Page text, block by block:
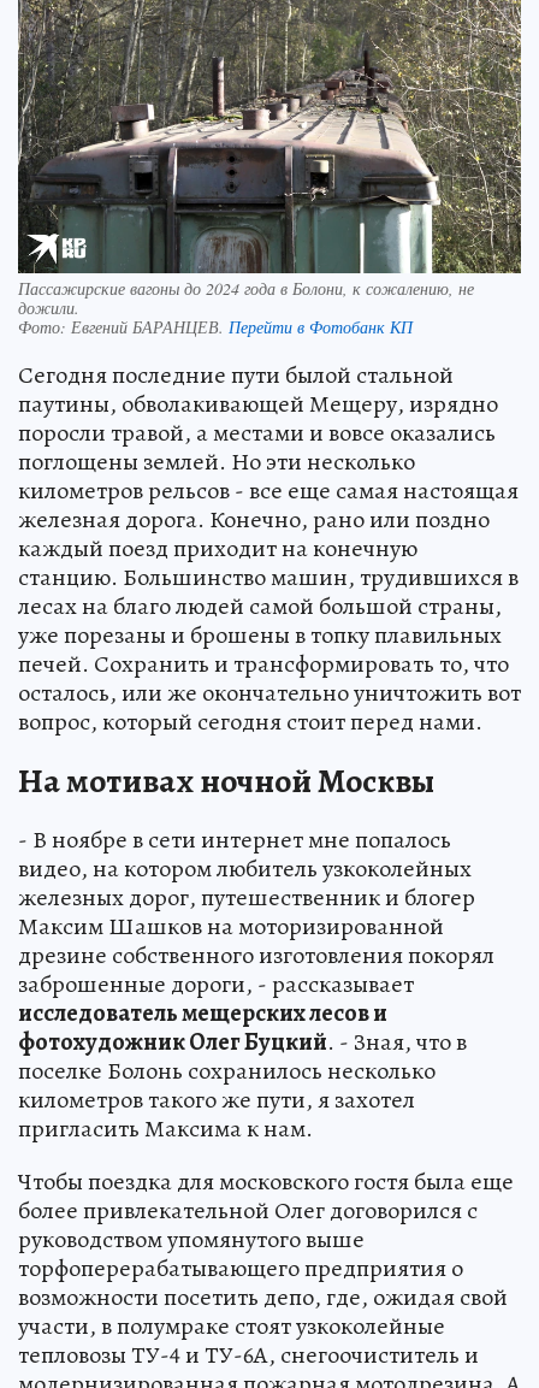
Пассажирские вагоны до 2024 года в Болони, к сожалению, не
дожили.
Фото: Евгений БАРАНЦЕВ. Перейти в Фотобанк КП
Сегодня последние пути былой стальной
паутины, обволакивающей Мещеру, изрядно
поросли травой, а местами и вовсе оказались
поглощены землей. Но эти несколько
километров рельсов - все еще самая настоящая
железная дорога. Конечно, рано или поздно
каждый поезд приходит на конечную
станцию. Большинство машин, трудившихся в
лесах на благо людей самой большой страны,
уже порезаны и брошены в топку плавильных
печей. Сохранить и трансформировать то, что
осталось, или же окончательно уничтожить вот
вопрос, который сегодня стоит перед нами.
На мотивах ночной Москвы
- В ноябре в сети интернет мне попалось
видео, на котором любитель узкоколейных
железных дорог, путешественник и блогер
Максим Шашков на моторизированной
дрезине собственного изготовления покорял
заброшенные дороги, - рассказывает
исследователь мещерских лесов и
фотохудожник Олег Буцкий. - Зная, что в
поселке Болонь сохранилось несколько
километров такого же пути, я захотел
пригласить Максима к нам.
Чтобы поездка для московского гостя была еще
более привлекательной Олег договорился с
руководством упомянутого выше
торфоперерабатывающего предприятия о
возможности посетить депо, где, ожидая свой
участи, в полумраке стоят узкоколейные
тепловозы ТУ-4 и ТУ-6А, снегоочиститель и